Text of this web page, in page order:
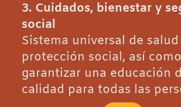
3. Cuidados, bienestar y
social
Sistema universal de
protección social, así como
garantizar una educación
calidad para todas las